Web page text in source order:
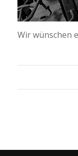
Wir wünschen